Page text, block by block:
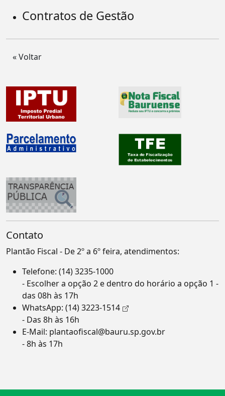
Contratos de Gestão
« Voltar
Contato
Plantão Fiscal - De 2º a 6º feira, atendimentos:
Telefone: (14) 3235-1000
- Escolher a opção 2 e dentro do horário a opção 1 -
das 08h às 17h
WhatsApp: (14) 3223-1514
- Das 8h às 16h
E-Mail: plantaofiscal@bauru.sp.gov.br
- 8h às 17h